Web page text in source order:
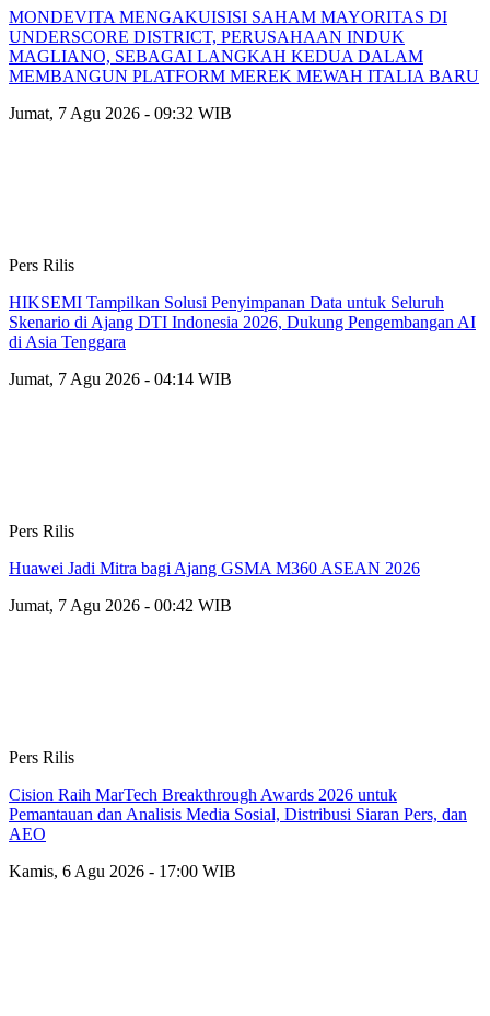
MONDEVITA MENGAKUISISI SAHAM MAYORITAS DI
UNDERSCORE DISTRICT, PERUSAHAAN INDUK
MAGLIANO, SEBAGAI LANGKAH KEDUA DALAM
MEMBANGUN PLATFORM MEREK MEWAH ITALIA BARU
Jumat, 7 Agu 2026 - 09:32 WIB
Pers Rilis
HIKSEMI Tampilkan Solusi Penyimpanan Data untuk Seluruh
Skenario di Ajang DTI Indonesia 2026, Dukung Pengembangan AI
di Asia Tenggara
Jumat, 7 Agu 2026 - 04:14 WIB
Pers Rilis
Huawei Jadi Mitra bagi Ajang GSMA M360 ASEAN 2026
Jumat, 7 Agu 2026 - 00:42 WIB
Pers Rilis
Cision Raih MarTech Breakthrough Awards 2026 untuk
Pemantauan dan Analisis Media Sosial, Distribusi Siaran Pers, dan
AEO
Kamis, 6 Agu 2026 - 17:00 WIB